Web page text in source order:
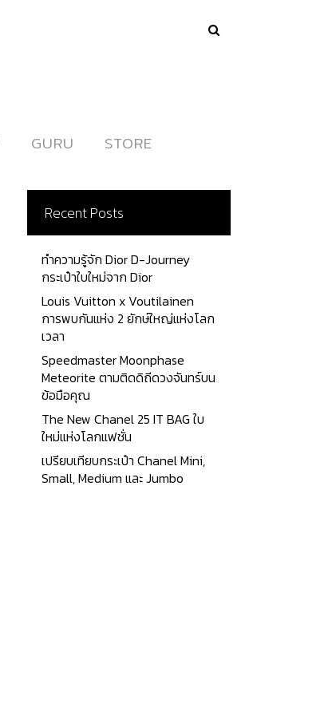
GURU
GURU STORE
STORE
Recent Posts
ทำความรู้จัก Dior D-Journey
กระเป๋าใบใหม่จาก Dior
Louis Vuitton x Voutilainen
การพบกันแห่ง 2 ยักษ์ใหญ่แห่งโลก
เวลา
Speedmaster Moonphase
Meteorite ตามติดดิถีดวงจันทร์บน
ข้อมือคุณ
The New Chanel 25 IT BAG ใบ
ใหม่แห่งโลกแฟชั่น
เปรียบเทียบกระเป๋า Chanel Mini,
Small, Medium และ Jumbo